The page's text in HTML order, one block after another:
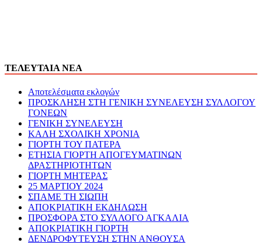
ΤΕΛΕΥΤΑΙΑ ΝΕΑ
Αποτελέσματα εκλογών
ΠΡΟΣΚΛΗΣΗ ΣΤΗ ΓΕΝΙΚΗ ΣΥΝΕΛΕΥΣΗ ΣΥΛΛΟΓΟΥ
ΓΟΝΕΩΝ
ΓΕΝΙΚΗ ΣΥΝΕΛΕΥΣΗ
ΚΑΛΗ ΣΧΟΛΙΚΗ ΧΡΟΝΙΑ
ΓΙΟΡΤΗ ΤΟΥ ΠΑΤΕΡΑ
ΕΤΗΣΙΑ ΓΙΟΡΤΗ ΑΠΟΓΕΥΜΑΤΙΝΩΝ
ΔΡΑΣΤΗΡΙΟΤΗΤΩΝ
ΓΙΟΡΤΗ ΜΗΤΕΡΑΣ
25 ΜΑΡΤΙΟΥ 2024
ΣΠΑΜΕ ΤΗ ΣΙΩΠΗ
ΑΠΟΚΡΙΑΤΙΚΗ ΕΚΔΗΛΩΣΗ
ΠΡΟΣΦΟΡΑ ΣΤΟ ΣΥΛΛΟΓΟ ΑΓΚΑΛΙΑ
ΑΠΟΚΡΙΑΤΙΚΗ ΓΙΟΡΤΗ
ΔΕΝΔΡΟΦΥΤΕΥΣΗ ΣΤΗΝ ΑΝΘΟΥΣΑ